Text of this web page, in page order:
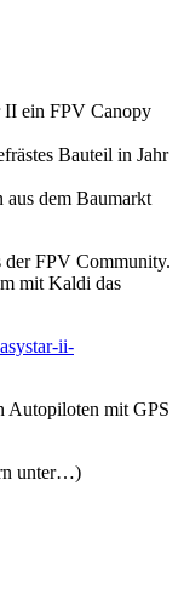
II ein FPV Canopy
Bauteil in Jahr
aus dem Baumarkt
FPV Community.
mit Kaldi das
ii-
Autopiloten mit GPS
unter…)